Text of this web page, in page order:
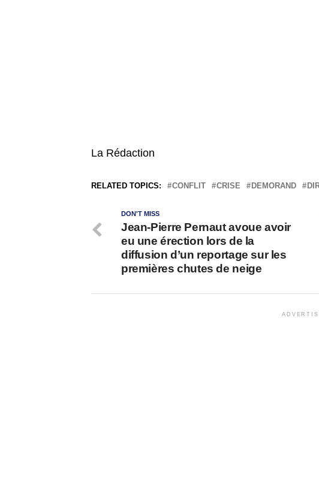
La Rédaction
RELATED TOPICS: CONFLIT CRISE DEMORAND
DON'T MISS
Jean-Pierre Pernaut avoue avoir
eu une érection lors de la
diffusion d’un reportage sur les
premières chutes de neige